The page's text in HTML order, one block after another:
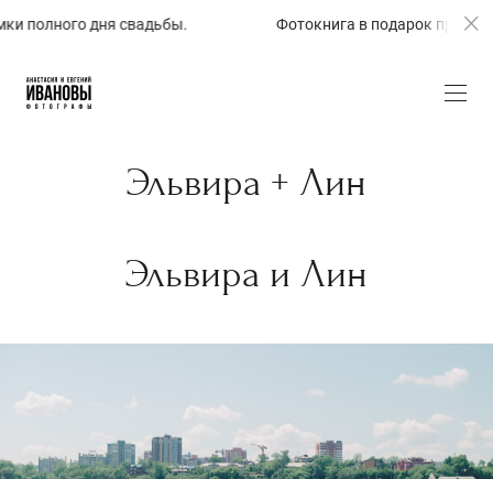
Фотокнига в подарок при заказе съёмки полного
Эльвира + Лин
Эльвира и Лин